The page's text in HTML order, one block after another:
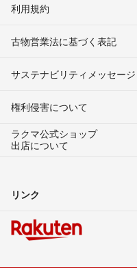
利用規約
古物営業法に基づく表記
サステナビリティメッセージ
権利侵害について
ラクマ公式ショップ
出店について
リンク